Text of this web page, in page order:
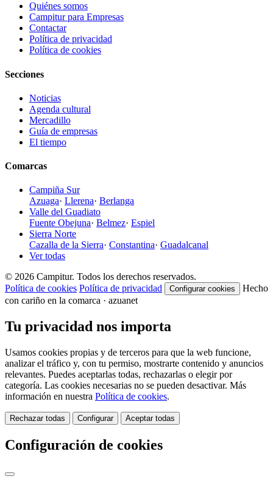
Quiénes somos
Campitur para Empresas
Contactar
Política de privacidad
Política de cookies
Secciones
Noticias
Agenda cultural
Mercadillo
Guía de empresas
El tiempo
Comarcas
Campiña Sur
Azuaga· Llerena· Berlanga
Valle del Guadiato
Fuente Obejuna· Belmez· Espiel
Sierra Norte
Cazalla de la Sierra· Constantina· Guadalcanal
Ver todas
© 2026 Campitur. Todos los derechos reservados.
Política de cookies Política de privacidad Configurar cookies
Hecho
con cariño en la comarca · azuanet
Tu privacidad nos importa
Usamos cookies propias y de terceros para que la web funcione,
analizar el tráfico y, con tu permiso, mostrarte contenido y anuncios
relevantes. Puedes aceptarlas todas, rechazarlas o elegir por
categoría. Las cookies necesarias no se pueden desactivar. Más
información en nuestra Política de cookies.
Rechazar todas Configurar Aceptar todas
Configuración de cookies